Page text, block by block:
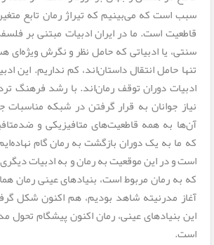
سبب است که می‌بینیم که تیراژ رمان تابع
قاطعیت است. ما در ایران ادبیات مبتنی بر
سنتی، یا ادبیاتی که حامل نظر و نگرش ویژه‌ای
تنها حامل انتقال داستان‌اند، کم نداریم. این
ادبیات دوران توقف رمان‌اند. با رشد فرهنگ
نیاز جوانان به قرار گرفتن در شبکه مناسبات
آن‌ها به همه‌ قاطعیت‌های متافیزیکی و
که ما به یک دوران بازگشت به رمان گام
است و در این موقعیت به رمان و به ادبیات دیگری
که به رمان مربوط است، بنیادهای عینی رمان
آغاز مدرنیته شاهد بودیم، هم اکنون شکل
این بنیادهای عینی، رمان اکنون پیشگام تحول
است.